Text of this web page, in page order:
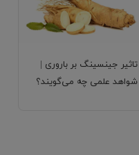
تاثیر جینسینگ بر باروری |
شواهد علمی چه می‌گویند؟